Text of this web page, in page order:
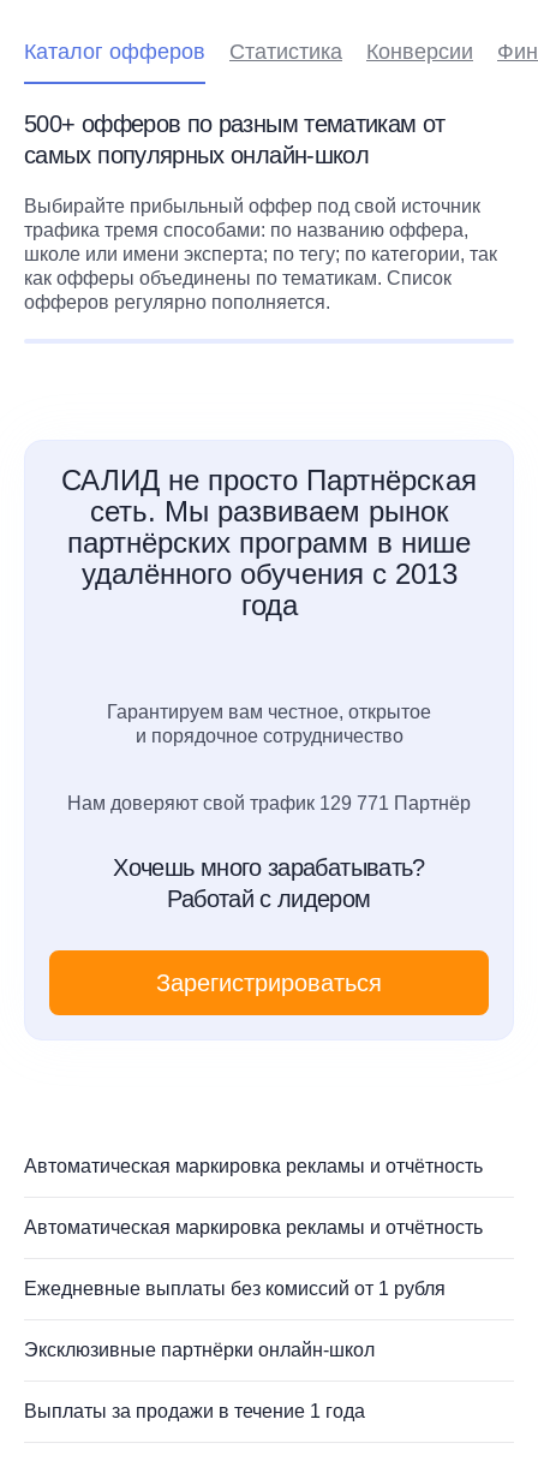
Каталог офферов Статистика Конверсии
500+ офферов по разным тематикам от
самых популярных онлайн-школ
Выбирайте прибыльный оффер под свой источник
трафика тремя способами: по названию оффера,
школе или имени эксперта; по тегу; по категории, так
как офферы объединены по тематикам. Список
офферов регулярно пополняется.
САЛИД не просто Партнёрская
сеть. Мы развиваем рынок
партнёрских программ в нише
удалённого обучения с 2013
года
Гарантируем вам честное, открытое
и порядочное сотрудничество
Нам доверяют свой трафик 129 771 Партнёр
Хочешь много зарабатывать?
Работай с лидером
Зарегистрироваться
Автоматическая маркировка рекламы и отчётность
Автоматическая маркировка рекламы и отчётность
Ежедневные выплаты без комиссий от 1 рубля
Эксклюзивные партнёрки онлайн-школ
Выплаты за продажи в течение 1 года